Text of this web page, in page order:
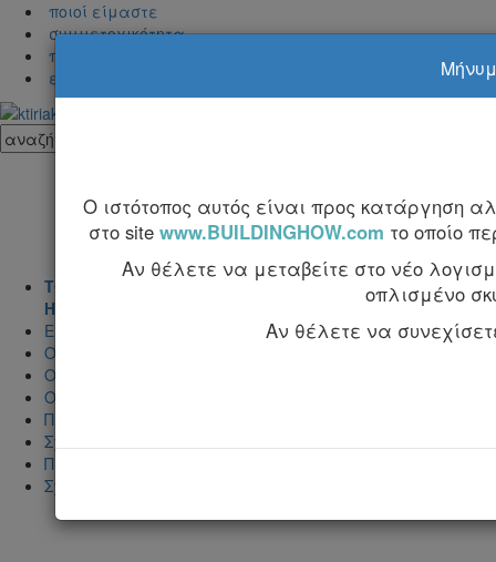
Ο ιστότοπος αυτός είναι προς κατάργηση
στο site www.BUILDINGHOW.com το οποίο
Αν θέλετε να μεταβείτε στο νέο
οπλισμένο
Αν θέλετε να
ποιοί είμαστε
συμμετοχικότητα
προβολή στα Κτιριακά
επικοινωνία
ΤΟΜΟΣ Α'
Η τέχνη της κατασκεύης και η μελέτη εφαρμογής
Εισαγωγή
Ο σκελετός του κτιρίου
Ο τρόπος κατασκευής των δομικών στοιχείων του
Ο οπλισμός των δομικών στοιχείων
Προμετρήσεις - Κοστολόγηση
Σχέδια εφαρμογής για την κατασκευή του σκελετού
Πίνακες
Σχεδιάσεις